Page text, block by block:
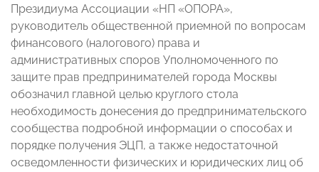
Президиума Ассоциации «НП «ОПОРА»,
руководитель общественной приемной по вопросам
финансового (налогового) права и
административных споров Уполномоченного по
защите прав предпринимателей города Москвы
обозначил главной целью круглого стола
необходимость донесения до предпринимательского
сообщества подробной информации о способах и
порядке получения ЭЦП, а также недостаточной
осведомленности физических и юридических лиц об